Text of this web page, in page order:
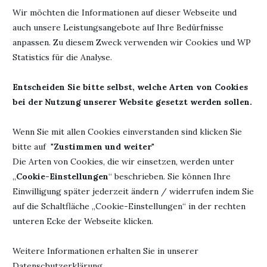
Wir möchten die Informationen auf dieser Webseite und
auch unsere Leistungsangebote auf Ihre Bedürfnisse
anpassen. Zu diesem Zweck verwenden wir Cookies und WP
Statistics für die Analyse.
Entscheiden Sie bitte selbst, welche Arten von Cookies
bei der Nutzung unserer Website gesetzt werden sollen.
Wenn Sie mit allen Cookies einverstanden sind klicken Sie
bitte auf "Zustimmen und weiter"
Die Arten von Cookies, die wir einsetzen, werden unter
„Cookie-Einstellungen“ beschrieben. Sie können Ihre
Einwilligung später jederzeit ändern / widerrufen indem Sie
auf die Schaltfläche „Cookie-Einstellungen“ in der rechten
unteren Ecke der Webseite klicken.
Weitere Informationen erhalten Sie in unserer
Werbung
Titel: Lisa Henrichs – Die
Schatten hinter uns
Herausgeber:
tolino Media
Seiten: 328
23. September 2025 0 Kommentar